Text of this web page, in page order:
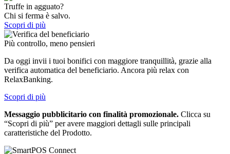
Truffe in agguato?
Chi si ferma è salvo.
Scopri di più
Più controllo, meno pensieri
Da oggi invii i tuoi bonifici con maggiore tranquillità, grazie alla
verifica automatica del beneficiario. Ancora più relax con
RelaxBanking.
Scopri di più
Messaggio pubblicitario con finalità promozionale. Clicca su
“Scopri di più” per avere maggiori dettagli sulle principali
caratteristiche del Prodotto.